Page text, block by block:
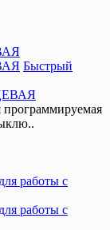
Быстрый
программируемая